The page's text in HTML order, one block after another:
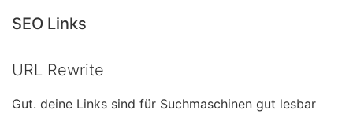
SEO Links
URL Rewrite
Gut. deine Links sind für Suchmaschinen gut lesbar